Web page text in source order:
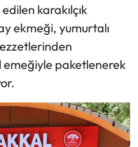
karakılçık
ekmeği, yumurtalı
emeğiyle paketlenerek